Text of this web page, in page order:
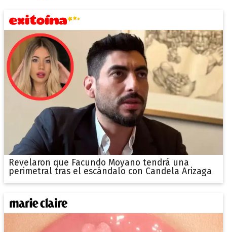
Revelaron que Facundo Moyano tendrá una
perimetral tras el escándalo con Candela Arizaga